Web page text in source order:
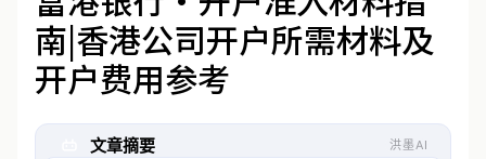
南|香港公司开户所需材料及
开户费用参考
文章摘要 洪墨AI